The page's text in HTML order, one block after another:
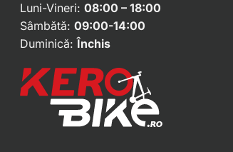
Luni-Vineri: 08:00 – 18:00
Sâmbătă: 09:00-14:00
Duminică: Închis